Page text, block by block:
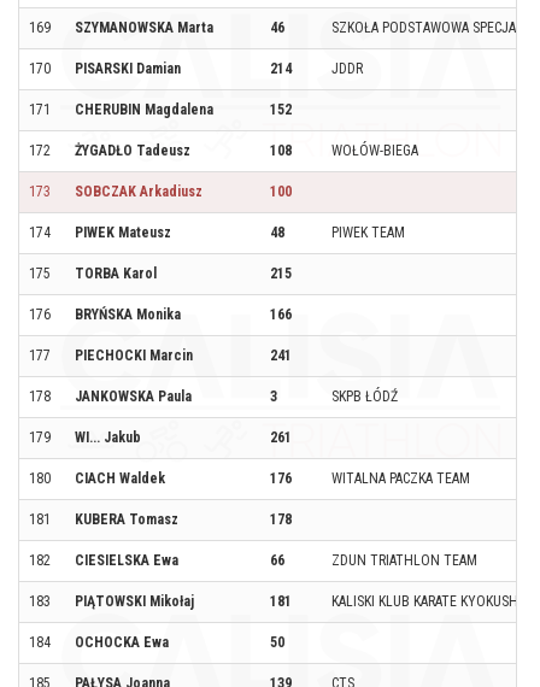
169 SZYMANOWSKA Marta 46 SZKOŁA PODSTAWOWA
170 PISARSKI Damian 214 JDDR
171 CHERUBIN Magdalena 152
172 ŻYGADŁO Tadeusz 108 WOŁÓW-BIEGA
173 SOBCZAK Arkadiusz 100
174 PIWEK Mateusz 48 PIWEK TEAM
175 TORBA Karol 215
176 BRYŃSKA Monika 166
177 PIECHOCKI Marcin 241
178 JANKOWSKA Paula 3 SKPB ŁÓDŹ
179 WI... Jakub 261
180 CIACH Waldek 176 WITALNA PACZKA TEAM
181 KUBERA Tomasz 178
182 CIESIELSKA Ewa 66 ZDUN TRIATHLON TEAM
183 PIĄTOWSKI Mikołaj 181 KALISKI KLUB KARATE
184 OCHOCKA Ewa 50